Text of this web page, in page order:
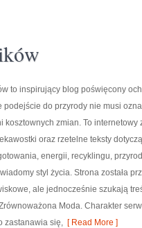
to inspirujący blog poświęcony
podejście do przyrody nie musi
kosztownych zmian. To
oraz rzetelne teksty
energii, recyklingu,
styl życia. Strona została
ale jednocześnie szukają
Moda. Charakter
zastanawia się, [ Read More ]